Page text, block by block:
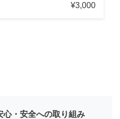
¥3,000
心・安全への取り組み